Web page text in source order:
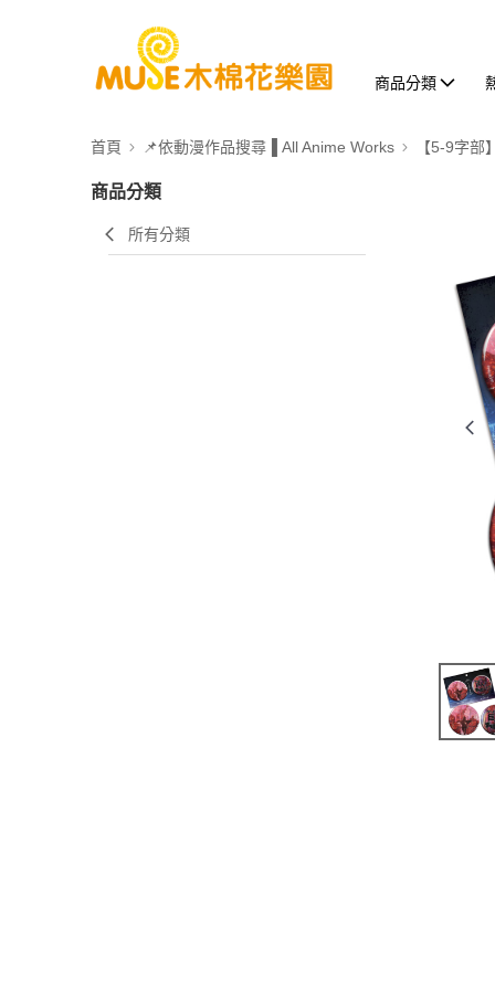
商品分類
首頁 📌依動漫作品搜尋▐ All Anime Works 【5-9字部
商品分類
所有分類